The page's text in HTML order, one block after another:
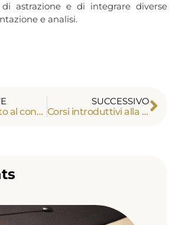
astrazione e di integrare diverse
e analisi.
Tutto esaurito al convegno “La matematica come esperienza artistica” a Parigi
SUCCESSIVO
Corsi introduttivi alla teoria dei topoi